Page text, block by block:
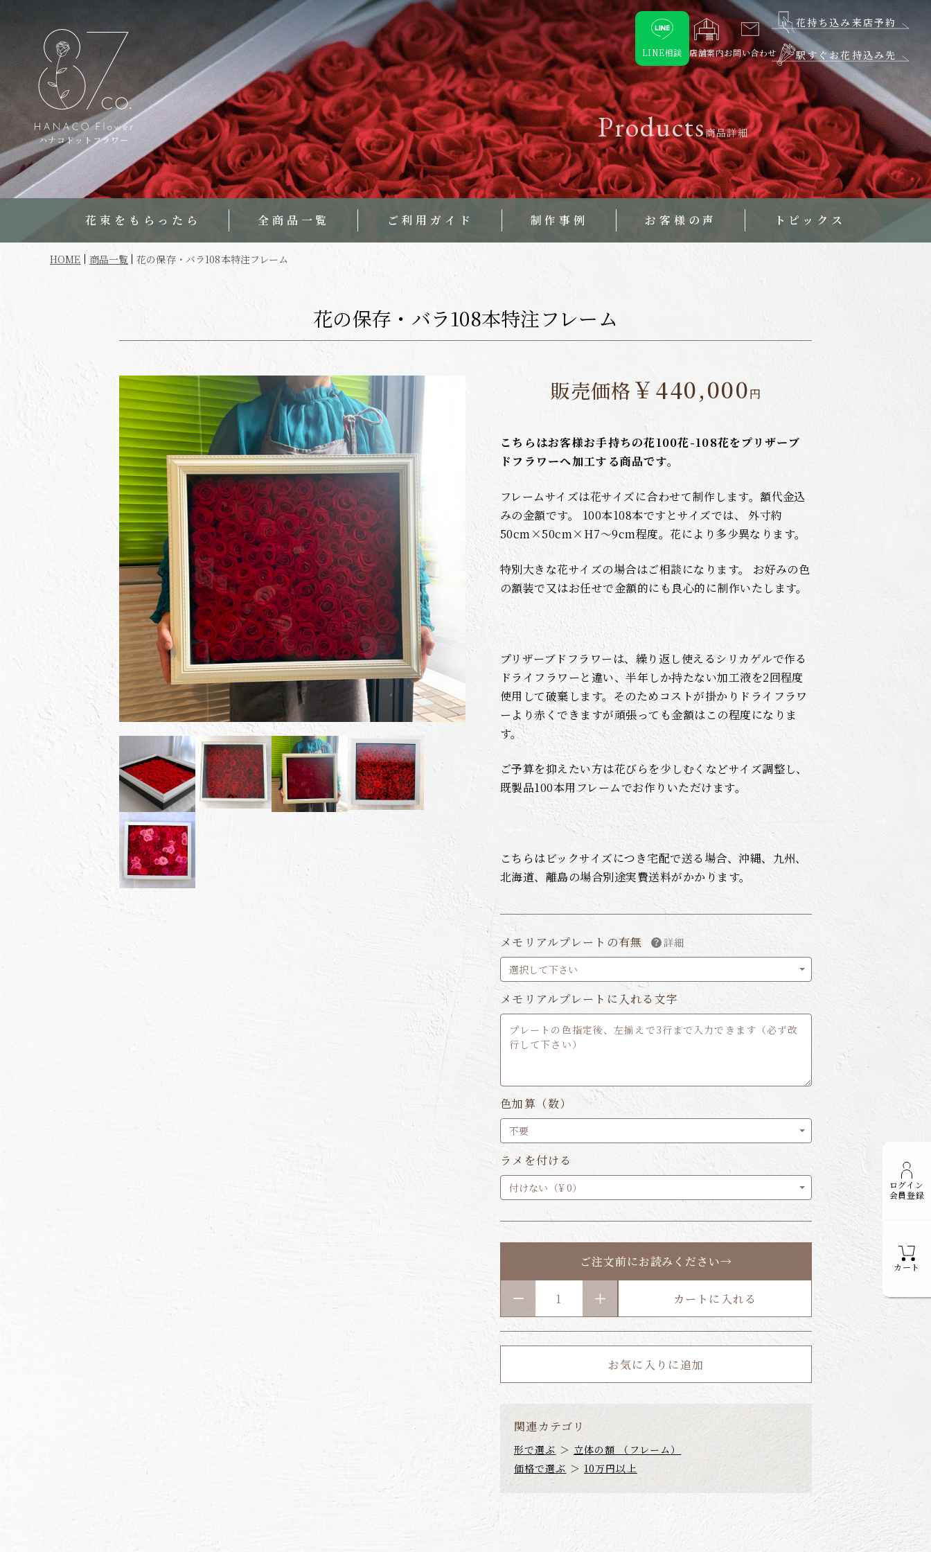
ハナコドットフラワー
LINE相談 店舗案内お問い合わせ
花持ち込み来店予約
駅すぐお花持込み先
ログイン
会員登録
カート
花束をもらったら 全商品一覧 ご利用ガイド 制作事例 お客様の声 トピックス
Products商品詳細
HOME 商品一覧 花の保存・バラ108本特注フレーム
花の保存・バラ108本特注フレーム
販売価格￥440,000円
こちらはお客様お手持ちの花100花-108花をプリザーブ
ドフラワーへ加工する商品です。
フレームサイズは花サイズに合わせて制作します。額代金込
みの金額です。 100本108本ですとサイズでは、 外寸約
50cm×50cm×H7～9cm程度。花により多少異なります。
特別大きな花サイズの場合はご相談になります。 お好みの色
の額装で又はお任せで金額的にも良心的に制作いたします。
プリザーブドフラワーは、繰り返し使えるシリカゲルで作る
ドライフラワーと違い、半年しか持たない加工液を2回程度
使用して破棄します。そのためコストが掛かりドライフラワ
ーより赤くできますが頑張っても金額はこの程度になりま
す。
ご予算を抑えたい方は花びらを少しむくなどサイズ調整し、
既製品100本用フレームでお作りいただけます。
こちらはビックサイズにつき宅配で送る場合、沖縄、九州、
北海道、離島の場合別途実費送料がかかります。
メモリアルプレートの有無 詳細
メモリアルプレートに入れる文字
色加算（数）
ラメを付ける
ご注文前にお読みください→
カートに入れる
お気に入りに追加
関連カテゴリ
形で選ぶ ＞ 立体の額 （フレーム）
価格で選ぶ ＞ 10万円以上